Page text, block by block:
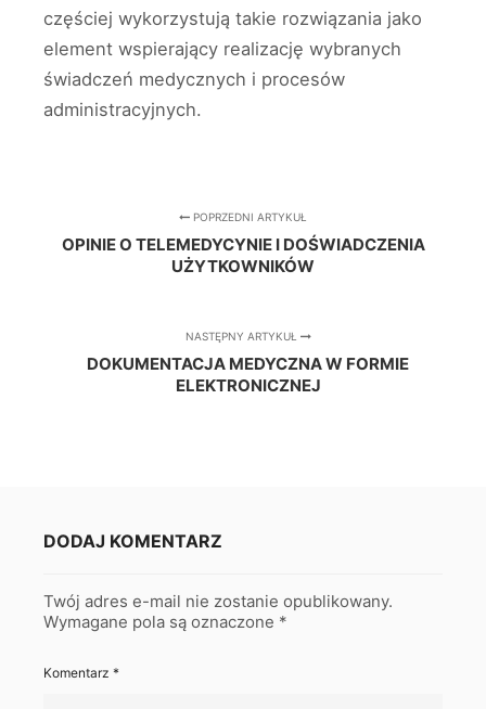
częściej wykorzystują takie rozwiązania jako
element wspierający realizację wybranych
świadczeń medycznych i procesów
administracyjnych.
POPRZEDNI ARTYKUŁ
OPINIE O TELEMEDYCYNIE I DOŚWIADCZENIA
UŻYTKOWNIKÓW
NASTĘPNY ARTYKUŁ
DOKUMENTACJA MEDYCZNA W FORMIE
ELEKTRONICZNEJ
DODAJ KOMENTARZ
Twój adres e-mail nie zostanie opublikowany.
Wymagane pola są oznaczone *
Komentarz *